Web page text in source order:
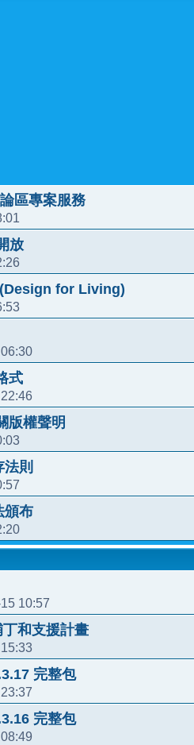
區專案服務
放
for Living)
式
版權聲明
則
頒布
10:57
和支援計畫
完整包
完整包